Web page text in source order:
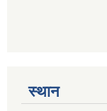
स्थान